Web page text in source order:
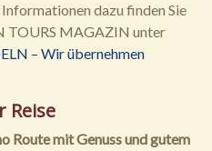
dazu finden Sie
TOURS MAGAZIN unter
– Wir übernehmen
Reise
Route mit Genuss und gutem